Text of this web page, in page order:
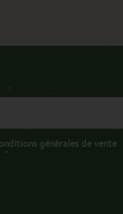
générales de vente